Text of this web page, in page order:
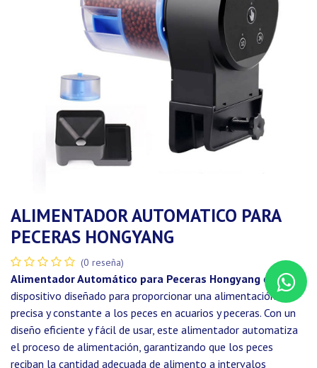
ALIMENTADOR AUTOMATICO PARA
PECERAS HONGYANG
(0 reseña)
Alimentador Automático para Peceras Hongyang es un
dispositivo diseñado para proporcionar una alimentación
precisa y constante a los peces en acuarios y peceras. Con un
diseño eficiente y fácil de usar, este alimentador automatiza
el proceso de alimentación, garantizando que los peces
reciban la cantidad adecuada de alimento a intervalos